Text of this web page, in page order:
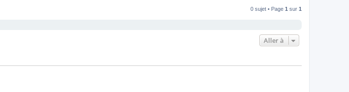
e
0 sujet • Page 1 sur 1
Aller à